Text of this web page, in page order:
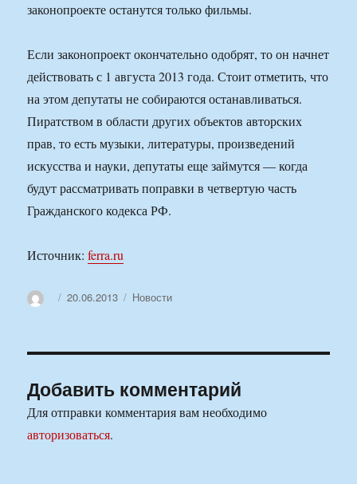
законопроекте останутся только фильмы.
Если законопроект окончательно одобрят, то он начнет
действовать с 1 августа 2013 года. Стоит отметить, что
на этом депутаты не собираются останавливаться.
Пиратством в области других объектов авторских
прав, то есть музыки, литературы, произведений
искусства и науки, депутаты еще займутся — когда
будут рассматривать поправки в четвертую часть
Гражданского кодекса РФ.
Источник:ferra.ru
АвторОпубликовано
20.06.2013 Рубрики
Новости
Добавить комментарий
Для отправки комментария вам необходимо
авторизоваться.